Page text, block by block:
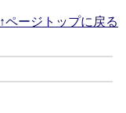
↑ページトップに戻る